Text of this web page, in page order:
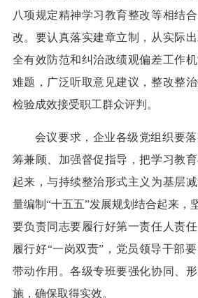
八项规定精神学习教育整改等相结
改。要认真落实建章立制，从实际
全有效防范和纠治政绩观偏差工作
难题，广泛听取意见建议，整改整
检验成效接受职工群众评判。
会议要求，企业各级党组织要
筹兼顾、加强督促指导，把学习教
起来，与持续整治形式主义为基层
量编制“十五五”发展规划结合起来，
要负责同志要履行好第一责任人责
履行好“一岗双责”，党员领导干部
带动作用。各级专班要强化协同、
施，确保取得实效。